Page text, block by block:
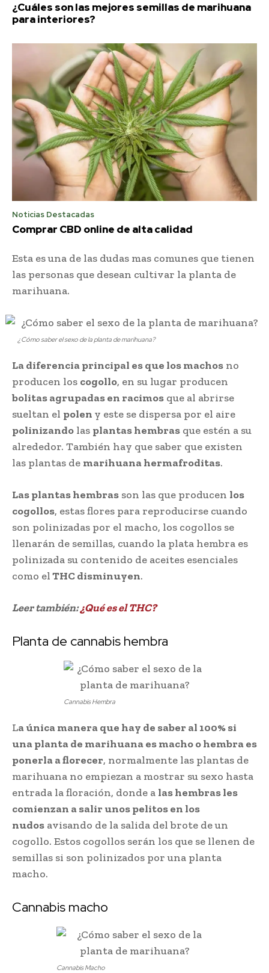
¿Cuáles son las mejores semillas de marihuana
para interiores?
Noticias Destacadas
Comprar CBD online de alta calidad
Esta es una de las dudas mas comunes que tienen
las personas que desean cultivar la planta de
marihuana.
¿Cómo saber el sexo de la planta de marihuana?
La diferencia principal es que los machos no
producen los cogollo, en su lugar producen
bolitas agrupadas en racimos que al abrirse
sueltan el polen y este se dispersa por el aire
polinizando las plantas hembras que estén a su
alrededor. También hay que saber que existen
las plantas de marihuana hermafroditas.
Las plantas hembras son las que producen los
cogollos, estas flores para reproducirse cuando
son polinizadas por el macho, los cogollos se
llenarán de semillas, cuando la plata hembra es
polinizada su contenido de aceites esenciales
como elTHC disminuyen.
Leer también:¿Qué es el THC?
Planta de cannabis hembra
Cannabis Hembra
La única manera que hay de saber al 100% si
una planta de marihuana es macho o hembra es
ponerla a florecer, normalmente las plantas de
marihuana no empiezan a mostrar su sexo hasta
entrada la floración, donde a las hembras les
comienzan a salir unos pelitos en los
nudos avisando de la salida del brote de un
cogollo. Estos cogollos serán los que se llenen de
semillas si son polinizados por una planta
macho.
Cannabis macho
Cannabis Macho